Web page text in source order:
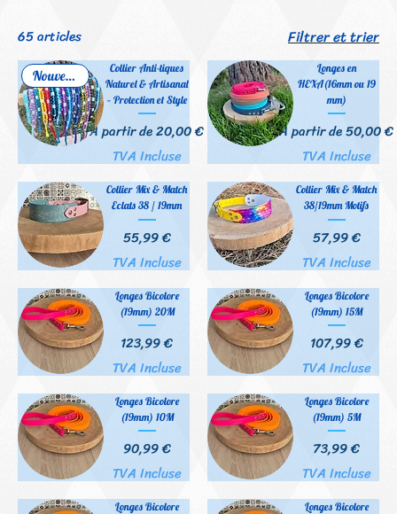
65 articles Filtrer et trier
Nouveau !
Collier Anti-tiques
Naturel & Artisanal
– Protection et Style
À partir de20,00 €
Prix promotionnel
TVA Incluse
Longes en
HEXA(16mm ou 19
mm)
À partir de50,00 €
Prix promotionnel
TVA Incluse
Collier Mix & Match
Eclats 38 / 19mm
Prix
55,99 €
TVA Incluse
Collier Mix & Match
38/19mm Motifs
Prix
57,99 €
TVA Incluse
Longes Bicolore
(19mm) 20M
Prix
123,99 €
TVA Incluse
Longes Bicolore
(19mm) 15M
Prix
107,99 €
TVA Incluse
Longes Bicolore
(19mm) 10M
Prix
90,99 €
TVA Incluse
Longes Bicolore
(19mm) 5M
Prix
73,99 €
TVA Incluse
Longes Bicolore Longes Bicolore
18 - 25 cm - XS
Chiots, Yorkshire de petit taille, Chihuahua de petit taille